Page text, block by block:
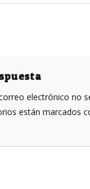
electrónico no
están marcados